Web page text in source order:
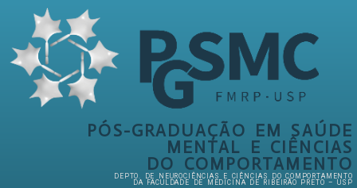
PÓS-GRADUAÇÃO EM SAÚDE
MENTAL E CIÊNCIAS
DO COMPORTAMENTO
DEPTO. DE NEUROCIÊNCIAS E CIÊNCIAS DO COMPORTAMENTO
DA FACULDADE DE MEDICINA DE RIBEIRÃO PRETO – USP